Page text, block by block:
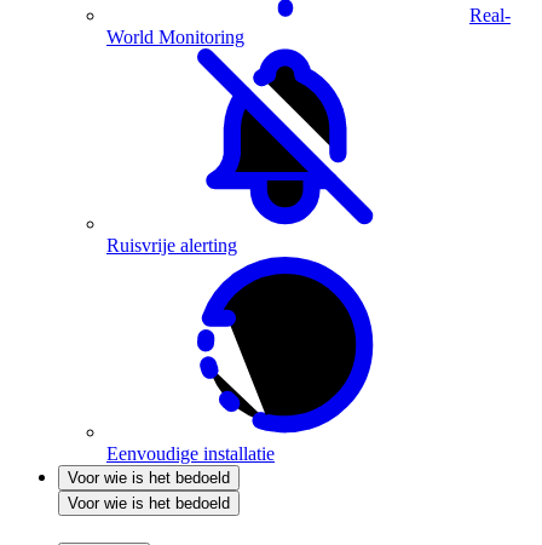
Real-
World Monitoring
Ruisvrije alerting
Eenvoudige installatie
Voor wie is het bedoeld
Voor wie is het bedoeld